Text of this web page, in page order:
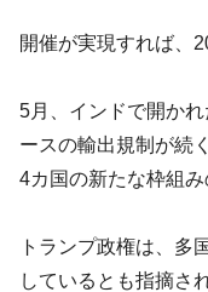
開催が実現すれば、
5月、インドで開か
ースの輸出規制が続
4カ国の新たな枠組み
トランプ政権は、多
しているとも指摘さ